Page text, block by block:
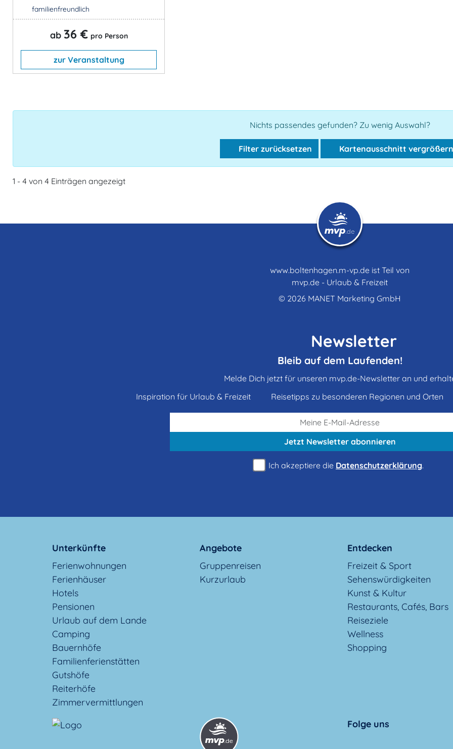
familienfreundlich
ab 36 € pro Person
zur Veranstaltung
Nichts passendes gefunden? Zu wenig Auswahl?
Filter zurücksetzen Kartenausschnitt vergrößern
1 - 4 von 4 Einträgen angezeigt
www.boltenhagen.m-vp.de ist Teil von
mvp.de - Urlaub & Freizeit
© 2026 MANET Marketing GmbH
Newsletter
Bleib auf dem Laufenden!
Melde Dich jetzt für unseren mvp.de-Newsletter an und
Inspiration für Urlaub & Freizeit
Reisetipps zu besonderen Regionen und Orten
Jetzt Newsletterabonnieren
Ich akzeptiere die Datenschutzerklärung.
Unterkünfte
Ferienwohnungen
Ferienhäuser
Hotels
Pensionen
Urlaub auf dem Lande
Camping
Bauernhöfe
Familienferienstätten
Gutshöfe
Reiterhöfe
Zimmervermittlungen
Angebote
Gruppenreisen
Kurzurlaub
Entdecken
Freizeit & Sport
Sehenswürdigkeiten
Kunst & Kultur
Restaurants, Cafés, Bars
Reiseziele
Wellness
Shopping
Folge uns